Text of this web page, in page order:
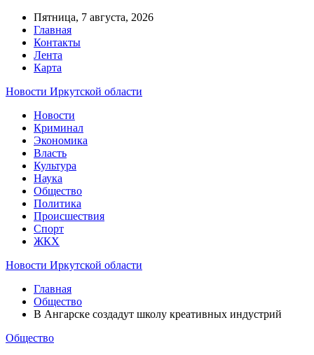
Пятница, 7 августа, 2026
Главная
Контакты
Лента
Карта
Новости Иркутской области
Новости
Криминал
Экономика
Власть
Культура
Наука
Общество
Политика
Происшествия
Спорт
ЖКХ
Новости Иркутской области
Главная
Общество
В Ангарске создадут школу креативных индустрий
Общество